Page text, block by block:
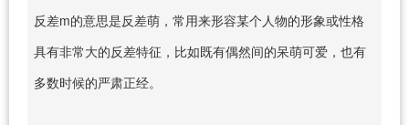
反差m的意思是反差萌，常用来形容某个人物的形象或性格
具有非常大的反差特征，比如既有偶然间的呆萌可爱，也有
多数时候的严肃正经。